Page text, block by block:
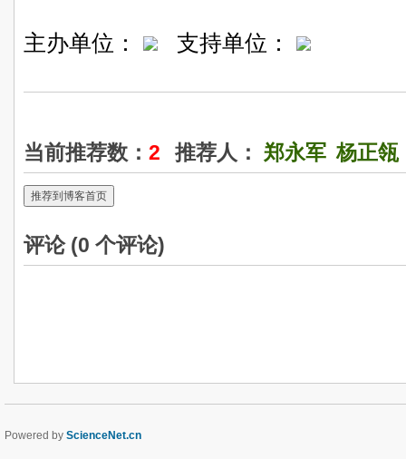
主办单位： 支持单位：
当前推荐数： 2 推荐人： 郑永军 杨正瓴
推荐到博客首页
评论 (0 个评论)
Powered by ScienceNet.cn